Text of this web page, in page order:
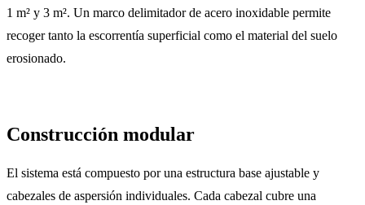
1 m² y 3 m². Un marco delimitador de acero inoxidable permite
recoger tanto la escorrentía superficial como el material del suelo
erosionado.
Construcción modular
El sistema está compuesto por una estructura base ajustable y
cabezales de aspersión individuales. Cada cabezal cubre una